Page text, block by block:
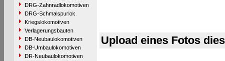
DRG-Zahnradlokomotiven
DRG-Schmalspurlok.
Kriegslokomotiven
Verlagerungsbauten
DB-Neubaulokomotiven
DB-Umbaulokomotiven
DR-Neubaulokomotiven
Upload eines Fotos